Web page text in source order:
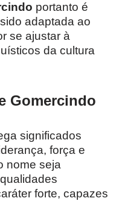
portanto é
adaptada ao
se ajustar à
da cultura
Gomercindo
significados
força e
nome seja
forte, capazes